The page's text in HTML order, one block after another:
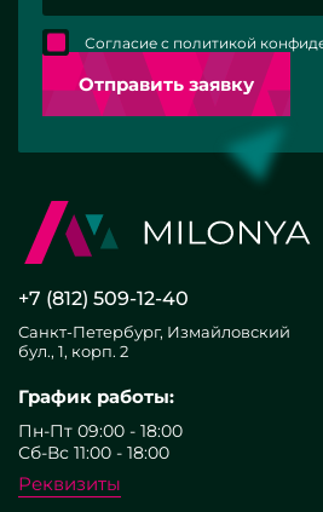
Отправить заявку
Согласие с политикой
+7 (812) 509-12-40
Санкт-Петербург, Измайловский
бул., 1, корп. 2
График работы:
Пн-Пт 09:00 - 18:00
Сб-Вс 11:00 - 18:00
Реквизиты